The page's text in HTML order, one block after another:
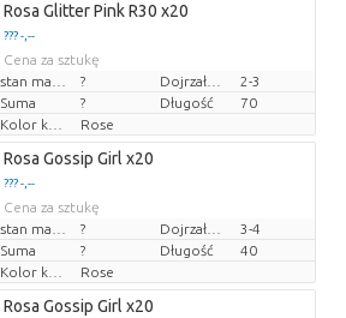
Rosa Glitter Pink R30 x20
??? -,--
Cena za sztukę
?
2-3
Suma
? Długość
70
Kolor kwiatów
Rose
Rosa Gossip Girl x20
??? -,--
Cena za sztukę
?
3-4
Suma
? Długość
40
Kolor kwiatów
Rose
Rosa Gossip Girl x20